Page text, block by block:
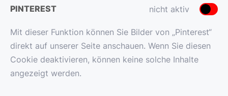
PINTEREST nicht aktiv
Mit dieser Funktion können Sie Bilder von „Pinterest“
direkt auf unserer Seite anschauen. Wenn Sie diesen
Cookie deaktivieren, können keine solche Inhalte
angezeigt werden.